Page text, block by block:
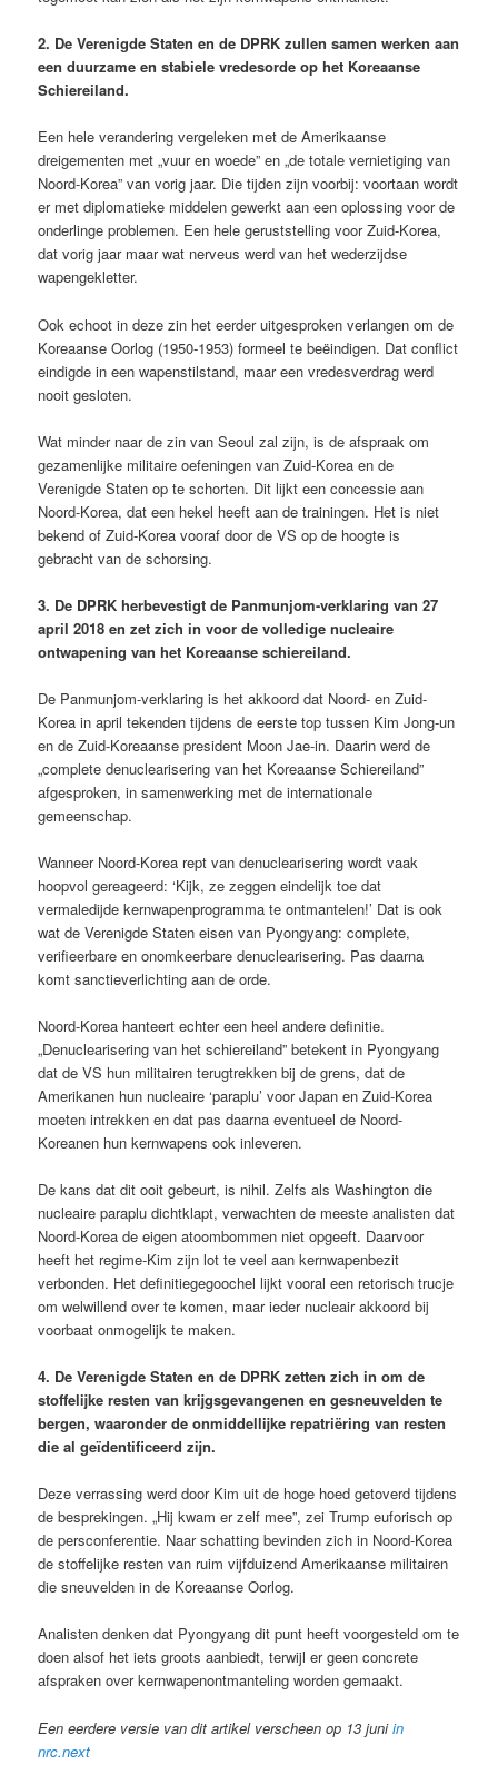
2. De Verenigde Staten en de DPRK zullen samen werken aan
een duurzame en stabiele vredesorde op het Koreaanse
Schiereiland.
Een hele verandering vergeleken met de Amerikaanse
dreigementen met „vuur en woede” en „de totale vernietiging van
Noord-Korea” van vorig jaar. Die tijden zijn voorbij: voortaan wordt
er met diplomatieke middelen gewerkt aan een oplossing voor de
onderlinge problemen. Een hele geruststelling voor Zuid-Korea,
dat vorig jaar maar wat nerveus werd van het wederzijdse
wapengekletter.
Ook echoot in deze zin het eerder uitgesproken verlangen om de
Koreaanse Oorlog (1950-1953) formeel te beëindigen. Dat conflict
eindigde in een wapenstilstand, maar een vredesverdrag werd
nooit gesloten.
Wat minder naar de zin van Seoul zal zijn, is de afspraak om
gezamenlijke militaire oefeningen van Zuid-Korea en de
Verenigde Staten op te schorten. Dit lijkt een concessie aan
Noord-Korea, dat een hekel heeft aan de trainingen. Het is niet
bekend of Zuid-Korea vooraf door de VS op de hoogte is
gebracht van de schorsing.
3. De DPRK herbevestigt de Panmunjom-verklaring van 27
april 2018 en zet zich in voor de volledige nucleaire
ontwapening van het Koreaanse schiereiland.
De Panmunjom-verklaring is het akkoord dat Noord- en Zuid-
Korea in april tekenden tijdens de eerste top tussen Kim Jong-un
en de Zuid-Koreaanse president Moon Jae-in. Daarin werd de
„complete denuclearisering van het Koreaanse Schiereiland”
afgesproken, in samenwerking met de internationale
gemeenschap.
Wanneer Noord-Korea rept van denuclearisering wordt vaak
hoopvol gereageerd: ‘Kijk, ze zeggen eindelijk toe dat
vermaledijde kernwapenprogramma te ontmantelen!’ Dat is ook
wat de Verenigde Staten eisen van Pyongyang: complete,
verifieerbare en onomkeerbare denuclearisering. Pas daarna
komt sanctieverlichting aan de orde.
Noord-Korea hanteert echter een heel andere definitie.
„Denuclearisering van het schiereiland” betekent in Pyongyang
dat de VS hun militairen terugtrekken bij de grens, dat de
Amerikanen hun nucleaire ‘paraplu’ voor Japan en Zuid-Korea
moeten intrekken en dat pas daarna eventueel de Noord-
Koreanen hun kernwapens ook inleveren.
De kans dat dit ooit gebeurt, is nihil. Zelfs als Washington die
nucleaire paraplu dichtklapt, verwachten de meeste analisten dat
Noord-Korea de eigen atoombommen niet opgeeft. Daarvoor
heeft het regime-Kim zijn lot te veel aan kernwapenbezit
verbonden. Het definitiegegoochel lijkt vooral een retorisch trucje
om welwillend over te komen, maar ieder nucleair akkoord bij
voorbaat onmogelijk te maken.
4. De Verenigde Staten en de DPRK zetten zich in om de
stoffelijke resten van krijgsgevangenen en gesneuvelden te
bergen, waaronder de onmiddellijke repatriëring van resten
die al geïdentificeerd zijn.
Deze verrassing werd door Kim uit de hoge hoed getoverd tijdens
de besprekingen. „Hij kwam er zelf mee”, zei Trump euforisch op
de persconferentie. Naar schatting bevinden zich in Noord-Korea
de stoffelijke resten van ruim vijfduizend Amerikaanse militairen
die sneuvelden in de Koreaanse Oorlog.
Analisten denken dat Pyongyang dit punt heeft voorgesteld om te
doen alsof het iets groots aanbiedt, terwijl er geen concrete
afspraken over kernwapenontmanteling worden gemaakt.
Een eerdere versie van dit artikel verscheen op 13 juniin
nrc.next